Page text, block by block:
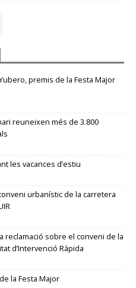
premis de la Festa Major
reuneixen més de 3.800
les vacances d’estiu
urbanístic de la carretera
reclamació sobre el conveni de la
d’Intervenció Ràpida
la Festa Major